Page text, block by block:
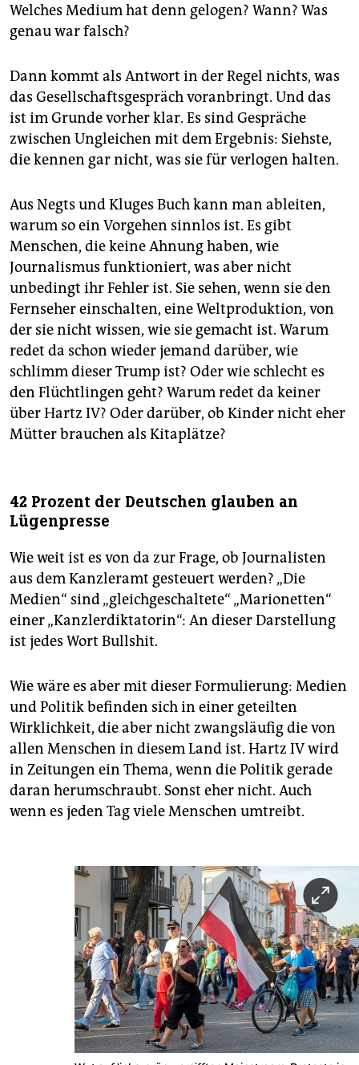
Welches Medium hat denn gelogen? Wann? Was
genau war falsch?
Dann kommt als Antwort in der Regel nichts, was
das Gesellschaftsgespräch voranbringt. Und das
ist im Grunde vorher klar. Es sind Gespräche
zwischen Ungleichen mit dem Ergebnis: Siehste,
die kennen gar nicht, was sie für verlogen halten.
Aus Negts und Kluges Buch kann man ableiten,
warum so ein Vorgehen sinnlos ist. Es gibt
Menschen, die keine Ahnung haben, wie
Journalismus funktioniert, was aber nicht
unbedingt ihr Fehler ist. Sie sehen, wenn sie den
Fernseher einschalten, eine Weltproduktion, von
der sie nicht wissen, wie sie gemacht ist. Warum
redet da schon wieder jemand darüber, wie
schlimm dieser Trump ist? Oder wie schlecht es
den Flüchtlingen geht? Warum redet da keiner
über Hartz IV? Oder darüber, ob Kinder nicht eher
Mütter brauchen als Kitaplätze?
42 Prozent der Deutschen glauben an
Lügenpresse
Wie weit ist es von da zur Frage, ob Journalisten
aus dem Kanzleramt gesteuert werden? „Die
Medien“ sind „gleichgeschaltete“ „Marionetten“
einer „Kanzlerdiktatorin“: An dieser Darstellung
ist jedes Wort Bullshit.
Wie wäre es aber mit dieser Formulierung: Medien
und Politik befinden sich in einer geteilten
Wirklichkeit, die aber nicht zwangsläufig die von
allen Menschen in diesem Land ist. Hartz IV wird
in Zeitungen ein Thema, wenn die Politik gerade
daran herumschraubt. Sonst eher nicht. Auch
wenn es jeden Tag viele Menschen umtreibt.